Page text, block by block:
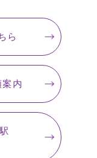
ら
案内